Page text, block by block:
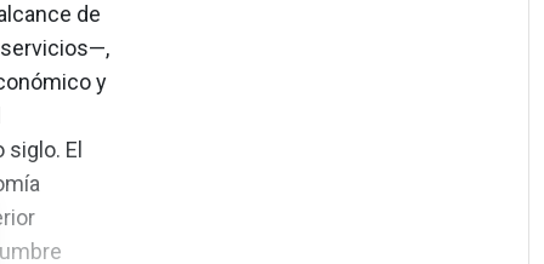
de
y
El